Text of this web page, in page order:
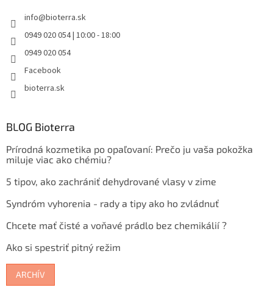
info@bioterra.sk
0949 020 054 | 10:00 - 18:00
0949 020 054
Facebook
bioterra.sk
BLOG Bioterra
Prírodná kozmetika po opaľovaní: Prečo ju vaša pokožka
miluje viac ako chémiu?
5 tipov, ako zachrániť dehydrované vlasy v zime
Syndróm vyhorenia - rady a tipy ako ho zvládnuť
Chcete mať čisté a voňavé prádlo bez chemikálií ?
Ako si spestriť pitný režim
ARCHÍV